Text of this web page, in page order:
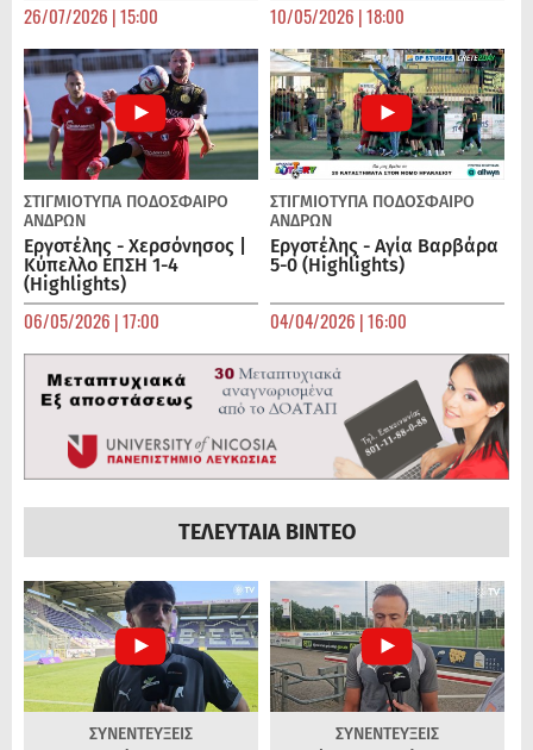
26/07/2026 | 15:00 10/05/2026 | 18:00
ΣΤΙΓΜΙΟΤΥΠΑ ΠΟΔΌΣΦΑΙΡΟ
ΑΝΔΡΏΝ
Εργοτέλης - Χερσόνησος |
Κύπελλο ΕΠΣΗ 1-4
(Highlights)
06/05/2026 | 17:00
ΣΤΙΓΜΙΟΤΥΠΑ ΠΟΔΌΣΦΑΙΡΟ
ΑΝΔΡΏΝ
Εργοτέλης - Αγία Βαρβάρα
5-0 (Highlights)
04/04/2026 | 16:00
ΤΕΛΕΥΤΑΙΑ ΒΙΝΤΕΟ
ΣΥΝΕΝΤΕΥΞΕΙΣ ΣΥΝΕΝΤΕΥΞΕΙΣ